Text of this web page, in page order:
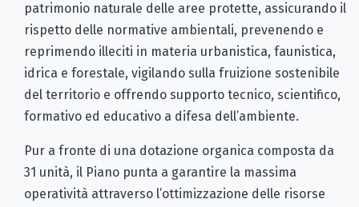
patrimonio naturale delle aree protette, assicurando il
rispetto delle normative ambientali, prevenendo e
reprimendo illeciti in materia urbanistica, faunistica,
idrica e forestale, vigilando sulla fruizione sostenibile
del territorio e offrendo supporto tecnico, scientifico,
formativo ed educativo a difesa dell’ambiente.
Pur a fronte di una dotazione organica composta da
31 unità, il Piano punta a garantire la massima
operatività attraverso l’ottimizzazione delle risorse